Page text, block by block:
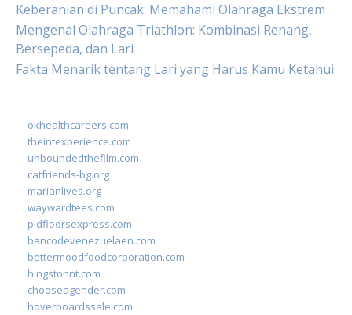
Keberanian di Puncak: Memahami Olahraga Ekstrem
Mengenal Olahraga Triathlon: Kombinasi Renang,
Bersepeda, dan Lari
Fakta Menarik tentang Lari yang Harus Kamu Ketahui
okhealthcareers.com
theintexperience.com
unboundedthefilm.com
catfriends-bg.org
marianlives.org
waywardtees.com
pidfloorsexpress.com
bancodevenezuelaen.com
bettermoodfoodcorporation.com
hingstonnt.com
chooseagender.com
hoverboardssale.com